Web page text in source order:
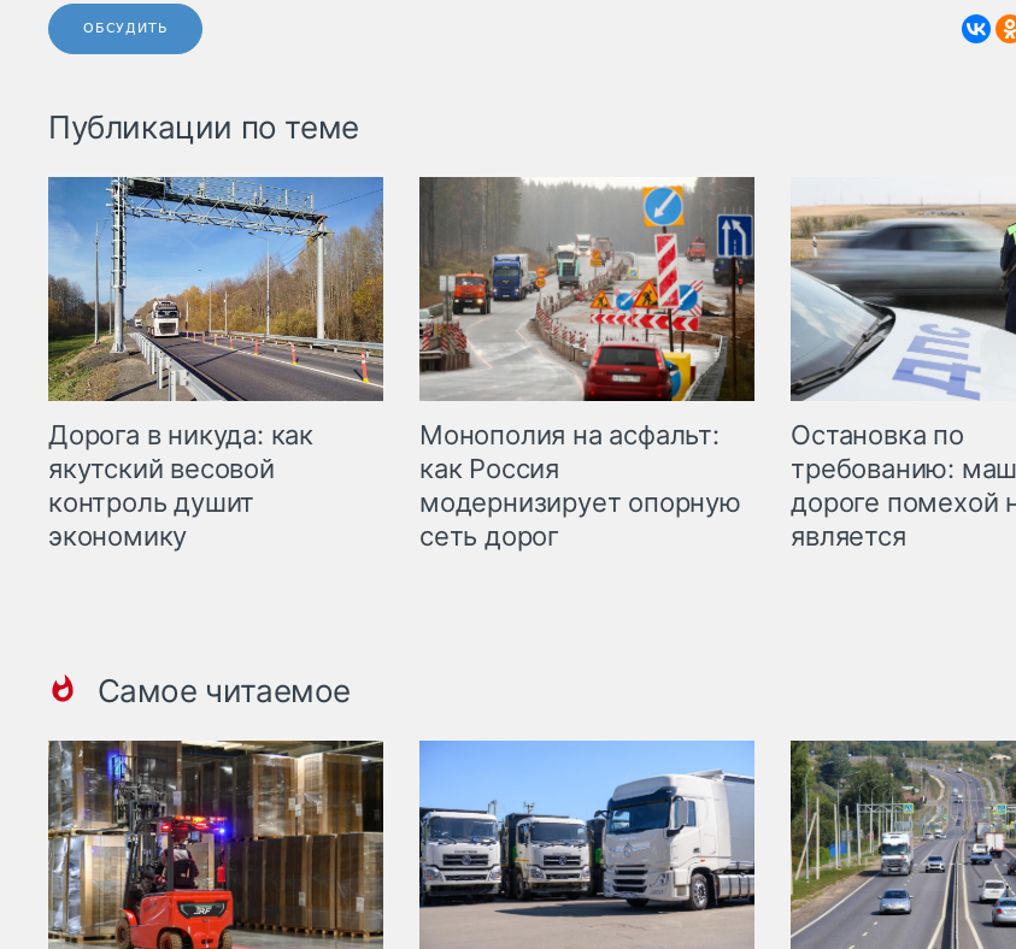
ОБСУДИТЬ
Публикации по теме
Дорога в никуда: как
якутский весовой
контроль душит
экономику
Монополия на асфальт:
как Россия
модернизирует опорную
сеть дорог
Остановка по
требованию:
дороге помехой
является
Самое читаемое